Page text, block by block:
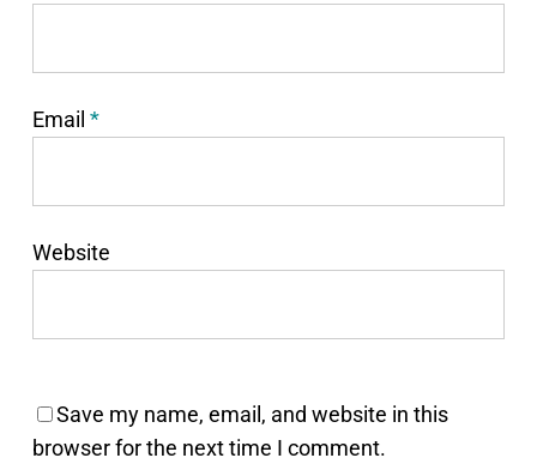
Email *
Website
Save my name, email, and website in this
browser for the next time I comment.